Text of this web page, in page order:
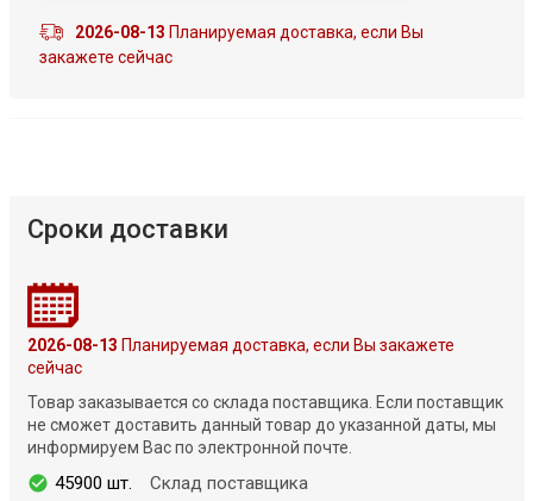
2026-08-13 Планируемая доставка, если Вы
закажете сейчас
Сроки доставки
2026-08-13 Планируемая доставка, если Вы закажете
сейчас
Товар заказывается со склада поставщика. Если поставщик
не сможет доставить данный товар до указанной даты, мы
информируем Вас по электронной почте.
45900 шт. Склад поставщика